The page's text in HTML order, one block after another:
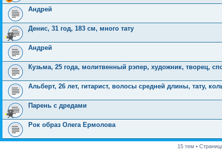
Андрей
Денис, 31 год, 183 см, много тату
Андрей
Кузьма, 25 года, молитвенный рэпер, художник, творец,
Альберт, 26 лет, гитарист, волосы средней длины, тату,
Парень с дредами
Рок образ Олега Ермолова
15 тем •